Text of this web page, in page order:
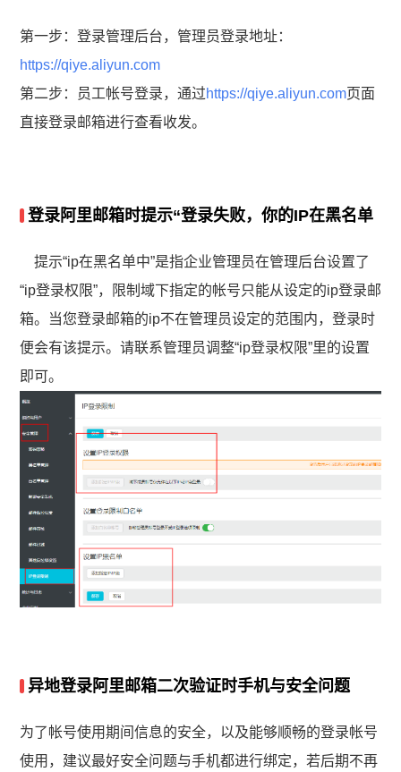
第一步：登录管理后台，管理员登录地址：
https://qiye.aliyun.com
第二步：员工帐号登录，通过https://qiye.aliyun.com页面
直接登录邮箱进行查看收发。
登录阿里邮箱时提示“登录失败，你的IP在黑名单
提示“ip在黑名单中”是指企业管理员在管理后台设置了
“ip登录权限”，限制域下指定的帐号只能从设定的ip登录邮
箱。当您登录邮箱的ip不在管理员设定的范围内，登录时
便会有该提示。请联系管理员调整“ip登录权限”里的设置
即可。
异地登录阿里邮箱二次验证时手机与安全问题
为了帐号使用期间信息的安全，以及能够顺畅的登录帐号
使用，建议最好安全问题与手机都进行绑定，若后期不再